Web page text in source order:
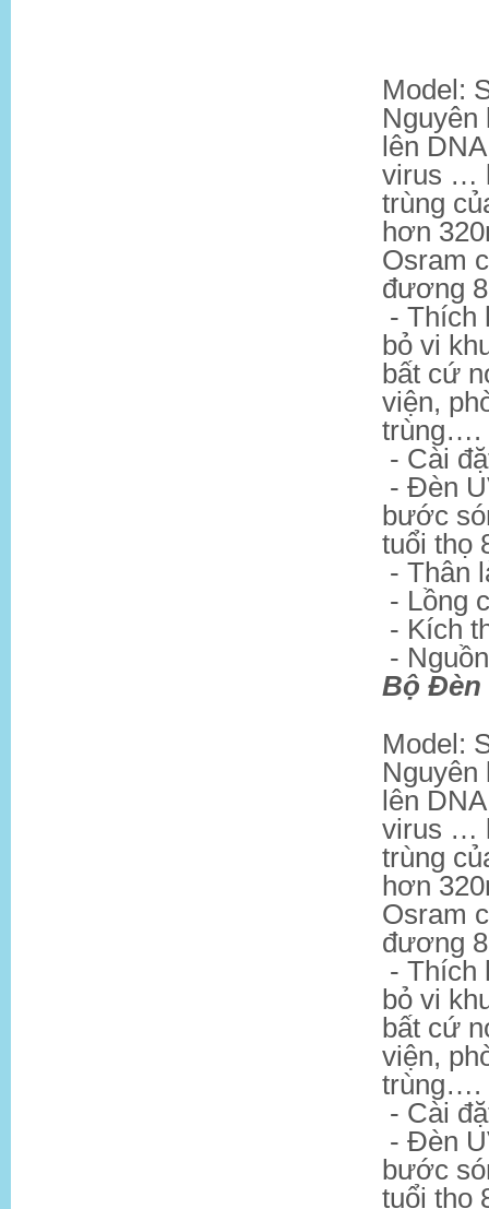
Model:
Nguyên
lên
virus …
trùng
hơn
Osram
đương
- Thích
bỏ vi
bất cứ
viện,
trùng….
- Cài
- Đèn
bước
tuổi thọ
- Thân
- Lồng
- Kích
-
Bộ Đèn
Model:
Nguyên
lên
virus …
trùng
hơn
Osram
đương
- Thích
bỏ vi
bất cứ
viện,
trùng….
- Cài
- Đèn
bước
tuổi thọ